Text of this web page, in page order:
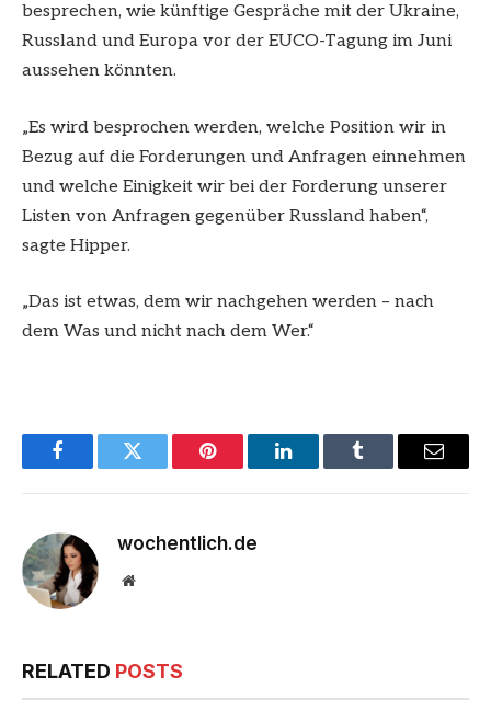
besprechen, wie künftige Gespräche mit der Ukraine,
Russland und Europa vor der EUCO-Tagung im Juni
aussehen könnten.
„Es wird besprochen werden, welche Position wir in
Bezug auf die Forderungen und Anfragen einnehmen
und welche Einigkeit wir bei der Forderung unserer
Listen von Anfragen gegenüber Russland haben“,
sagte Hipper.
„Das ist etwas, dem wir nachgehen werden – nach
dem Was und nicht nach dem Wer.“
FacebookTwitter Pinterest LinkedInTumblr Email
wochentlich.de
Website
RELATED POSTS